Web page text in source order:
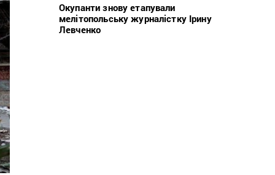
Окупанти знову етапували
мелітопольську журналістку Ірину
Левченко